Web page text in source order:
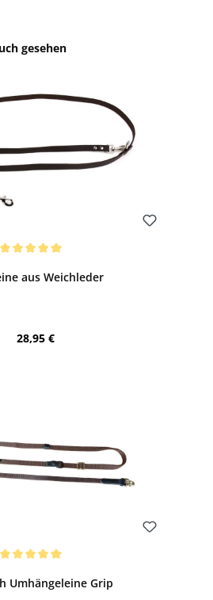
gesehen
aus Weichleder
Regulärer Preis:
28,95 €
Umhängeleine Grip